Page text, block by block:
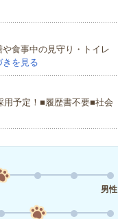
食事中の見守り・トイレ
きを見る
予定！■履歴書不要■社会
男性